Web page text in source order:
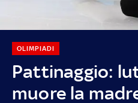
Pattinaggio:
muore la
OLIMPIADI